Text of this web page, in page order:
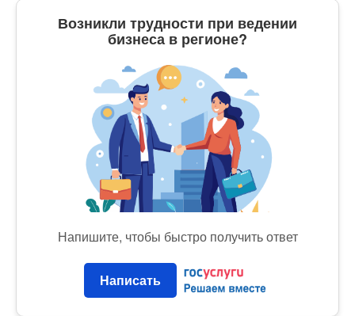
Возникли трудности при ведении
бизнеса в регионе?
Напишите, чтобы быстро получить ответ
Написать